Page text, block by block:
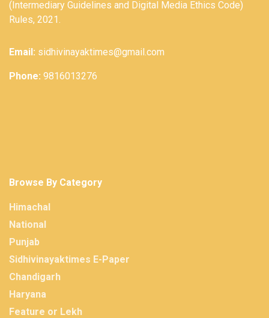
(Intermediary Guidelines and Digital Media Ethics Code)
Rules, 2021.
Email: sidhivinayaktimes@gmail.com
Phone: 9816013276
Browse By Category
Himachal
National
Punjab
Sidhivinayaktimes E-Paper
Chandigarh
Haryana
Feature or Lekh